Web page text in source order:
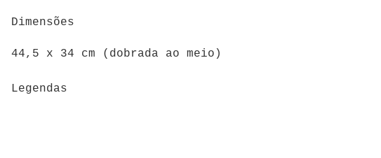
Dimensões
44,5 x 34 cm (dobrada ao meio)
Legendas